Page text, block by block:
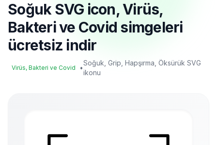
Soğuk SVG icon, Virüs,
Bakteri ve Covid simgeleri
ücretsiz indir
Virüs, Bakteri ve Covid •
Soğuk, Grip, Hapşırma, Öksürük SVG
ikonu